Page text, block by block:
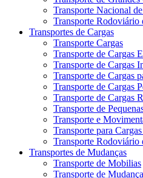
Transporte Nacional
Transporte Rodoviário
Transportes de Cargas
Transporte Cargas
Transporte de Cargas
Transporte de Cargas
Transporte de Cargas
Transporte de Cargas
Transporte de Cargas
Transporte de
Transporte e
Transporte para Cargas
Transporte Rodoviário
Transportes de Mudanças
Transporte de Mobilias
Transporte de